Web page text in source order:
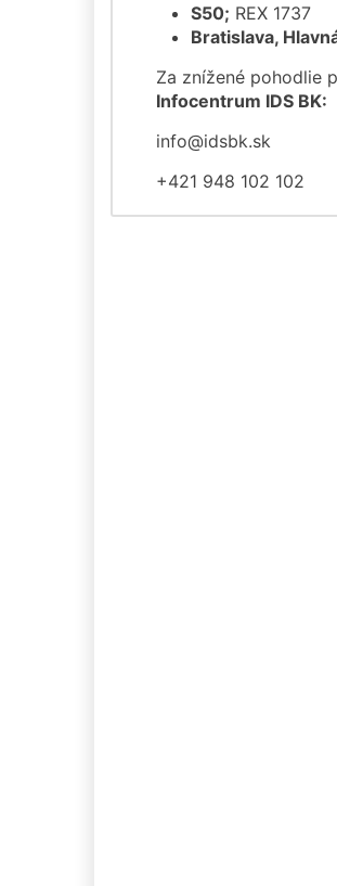
S50; REX 1737
Bratislava,
Za znížené pohodlie
Infocentrum IDS BK:
info@idsbk.sk
+421 948 102 102